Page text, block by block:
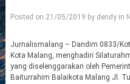
Posted on 21/05/2019 by dendyin
Jurnalismalang – Dandim 0833/
Kota Malang, menghadiri
yang diselenggarakan oleh
Baiturrahim Balaikota Malang Jl.